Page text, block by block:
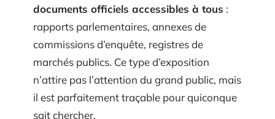
documents officiels accessibles à tous :
rapports parlementaires, annexes de
commissions d’enquête, registres de
marchés publics. Ce type d’exposition
n’attire pas l’attention du grand public, mais
il est parfaitement traçable pour quiconque
sait chercher.